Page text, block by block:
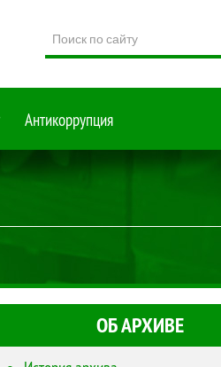
по
сайту
Антикоррупция
ОБ АРХИВЕ